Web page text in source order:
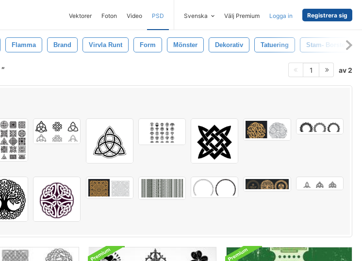
Vektorer Foton Video PSD Svenska Välj Premium Logga in Registrera sig
Flamma Brand Virvla Runt Form Mönster Dekorativ Tatuering Stam- Borste
1 av 2